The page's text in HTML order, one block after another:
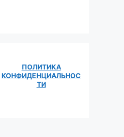
ПОЛИТИКА
КОНФИДЕНЦИАЛЬНОС
ТИ